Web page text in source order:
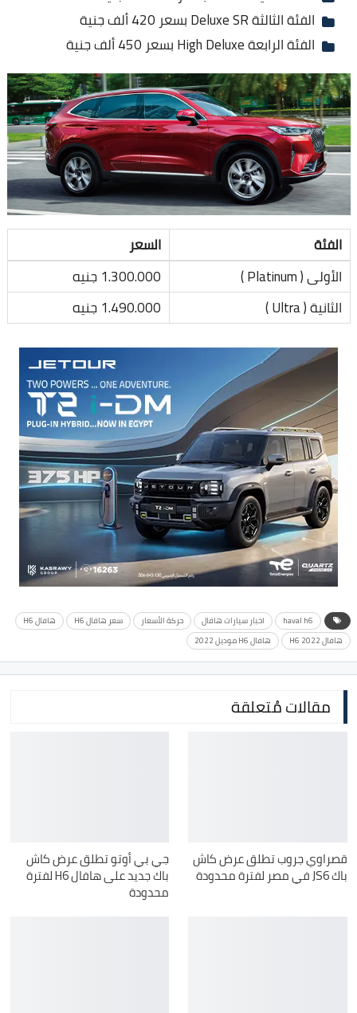
الفئة الثالثة Deluxe SR بسعر 420 ألف جنية
الفئة الرابعة High Deluxe بسعر 450 ألف جنية
الفئة
السعر
الأولى ( Platinum )
1.300.000 جنيه
الثانية ( Ultra )
1.490.000 جنيه
haval h6 اخبار سيارات هافال حركة الأسعار سعر هافال H6
هافال H6
هافال H6 2022
هافال H6 موديل 2022
مقالات مُتعلقة
قصراوي جروب تطلق عرض كاش
باك JS6 في مصر لفترة محدودة
جي بي أوتو تطلق عرض كاش
باك جديد على هافال H6 لفترة
محدودة